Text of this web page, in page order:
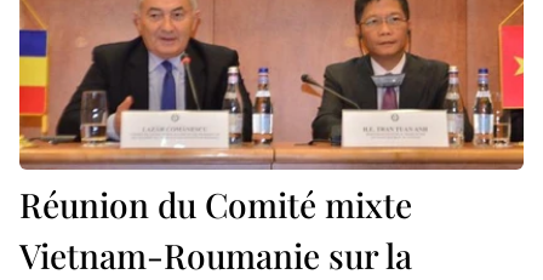
Réunion du Comité mixte
Vietnam-Roumanie sur la